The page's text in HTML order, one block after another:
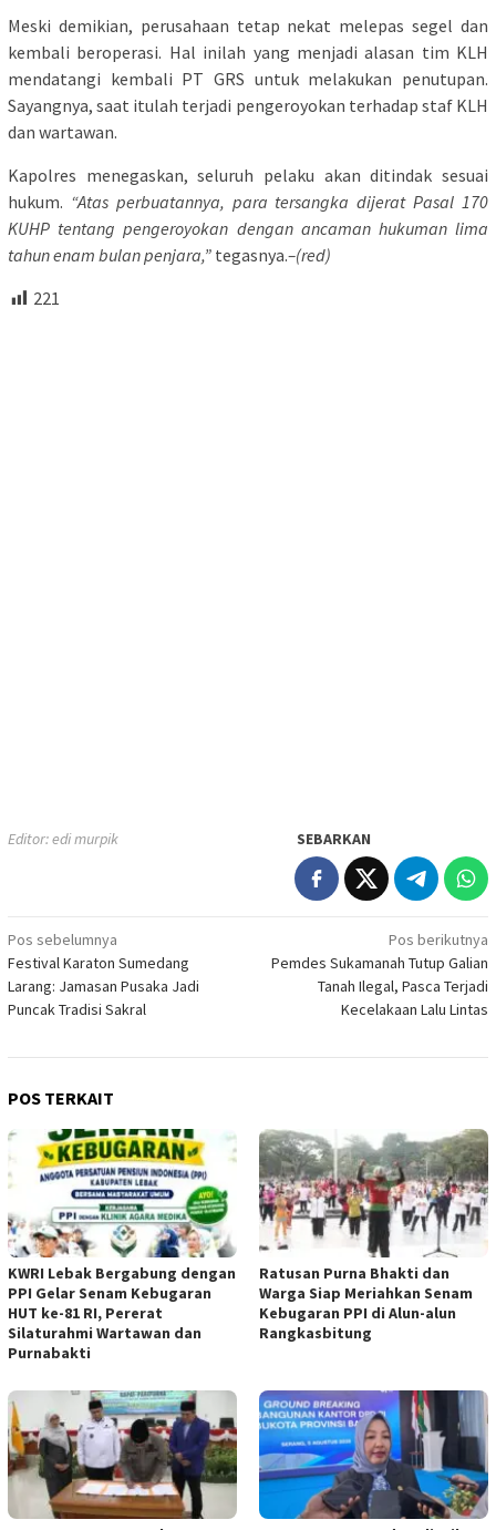
Meski demikian, perusahaan tetap nekat melepas segel dan
kembali beroperasi. Hal inilah yang menjadi alasan tim KLH
mendatangi kembali PT GRS untuk melakukan penutupan.
Sayangnya, saat itulah terjadi pengeroyokan terhadap staf KLH
dan wartawan.
Kapolres menegaskan, seluruh pelaku akan ditindak sesuai
hukum. “Atas perbuatannya, para tersangka dijerat Pasal 170
KUHP tentang pengeroyokan dengan ancaman hukuman lima
tahun enam bulan penjara,” tegasnya.–(red)
221
Editor: edi murpik SEBARKAN
Navigasi
pos
Pos sebelumnya
Festival Karaton Sumedang
Larang: Jamasan Pusaka Jadi
Puncak Tradisi Sakral
Pos berikutnya
Pemdes Sukamanah Tutup Galian
Tanah Ilegal, Pasca Terjadi
Kecelakaan Lalu Lintas
POS TERKAIT
KWRI Lebak Bergabung dengan
PPI Gelar Senam Kebugaran
HUT ke-81 RI, Pererat
Silaturahmi Wartawan dan
Purnabakti
Ratusan Purna Bhakti dan
Warga Siap Meriahkan Senam
Kebugaran PPI di Alun-alun
Rangkasbitung